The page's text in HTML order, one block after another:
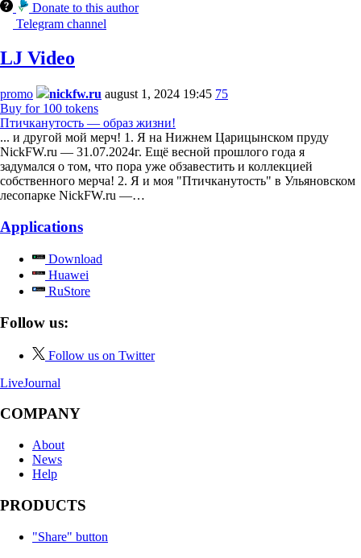
Donate to this author
Telegram channel
LJ Video
promo nickfw.ru august 1, 2024 19:45 75
Buy for 100 tokens
Птичканутость — образ жизни!
... и другой мой мерч! 1. Я на Нижнем Царицынском пруду
NickFW.ru — 31.07.2024г. Ещё весной прошлого года я
задумался о том, что пора уже обзавестить и коллекцией
собственного мерча! 2. Я и моя "Птичканутость" в Ульяновском
лесопарке NickFW.ru —…
Applications
Download
Huawei
RuStore
Follow us:
Follow us on Twitter
LiveJournal
COMPANY
About
News
Help
PRODUCTS
"Share" button